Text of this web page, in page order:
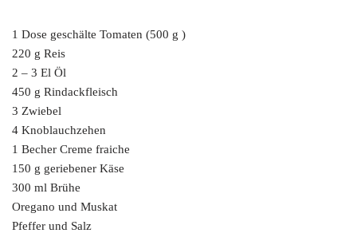
1 Dose geschälte Tomaten (500 g )
220 g Reis
2 – 3 El Öl
450 g Rindackfleisch
3 Zwiebel
4 Knoblauchzehen
1 Becher Creme fraiche
150 g geriebener Käse
300 ml Brühe
Oregano und Muskat
Pfeffer und Salz